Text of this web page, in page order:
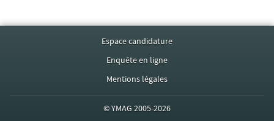
Espace candidature
Enquête en ligne
Mentions légales
©YMAG 2005-2026